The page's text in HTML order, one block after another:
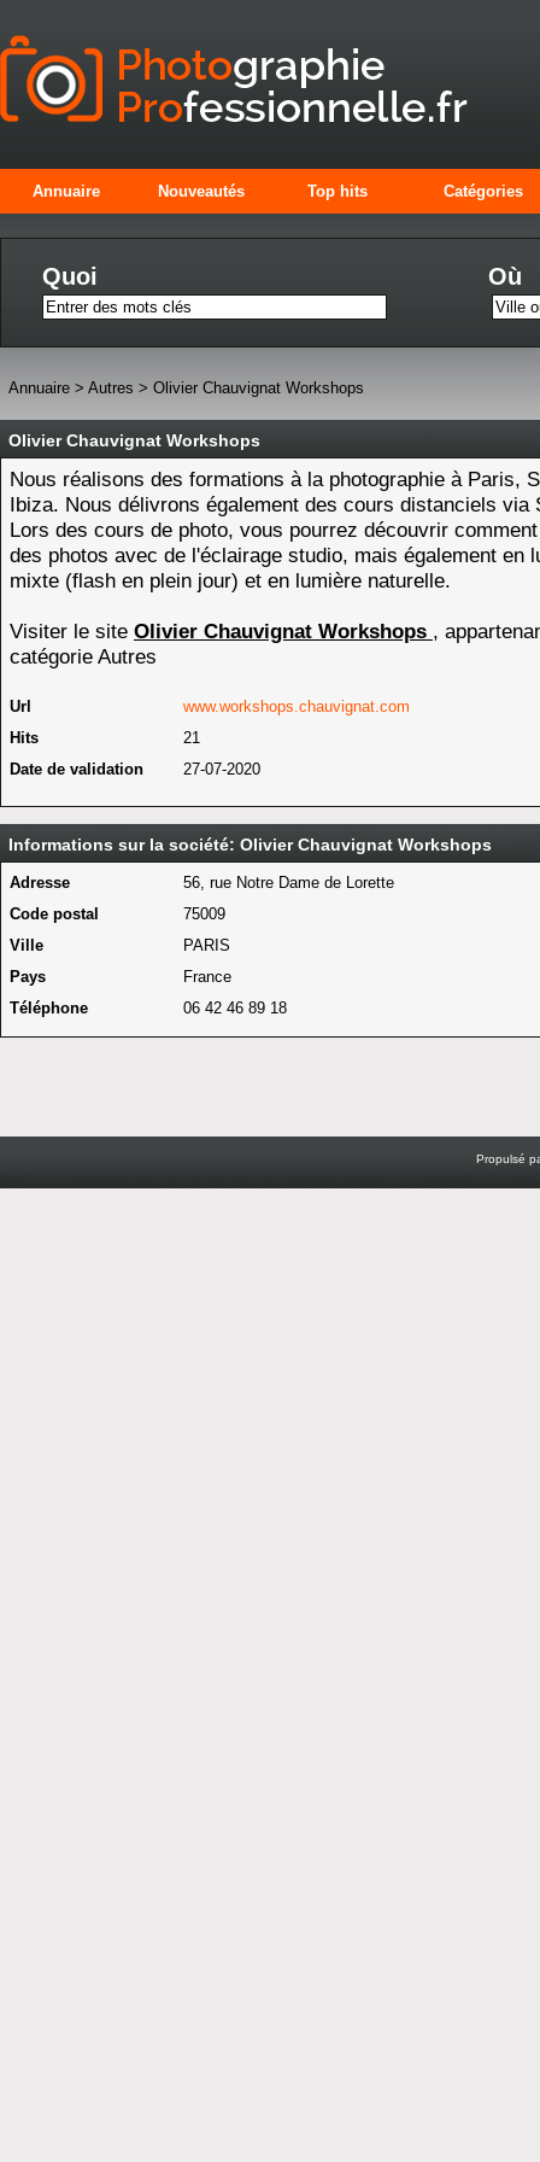
Annuaire Nouveautés Top hits Catégories
Quoi Où
Annuaire > Autres > Olivier Chauvignat Workshops
Olivier Chauvignat Workshops
Nous réalisons des formations à la photographie à Paris,
Ibiza. Nous délivrons également des cours distanciels via
Lors des cours de photo, vous pourrez découvrir
des photos avec de l'éclairage studio, mais également en
mixte (flash en plein jour) et en lumière naturelle.
Visiter le site Olivier Chauvignat Workshops ,
catégorie Autres
Url
www.workshops.chauvignat.com
Hits
21
Date de validation
27-07-2020
Informations sur la société: Olivier Chauvignat Workshops
Adresse
56, rue Notre Dame de Lorette
Code postal
75009
Ville
PARIS
Pays
France
Téléphone
06 42 46 89 18
Propulsé